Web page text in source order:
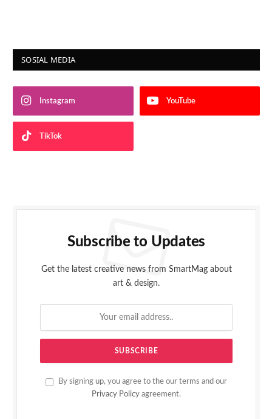
SOSIAL MEDIA
Instagram YouTube
TikTok
Subscribe to Updates
Get the latest creative news from SmartMag about
art & design.
By signing up, you agree to the our terms and our
Privacy Policy agreement.